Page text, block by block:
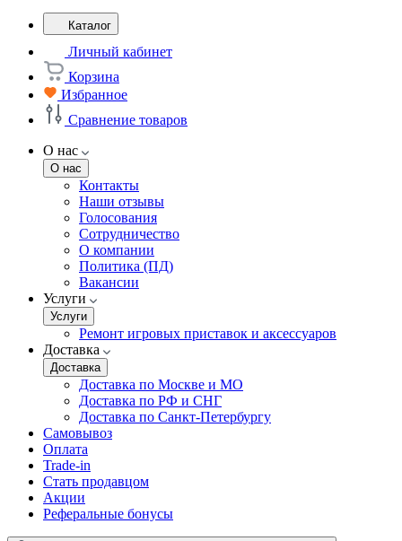
Каталог
Личный кабинет
Корзина
Избранное
Сравнение товаров
О нас
О нас
Контакты
Наши отзывы
Голосования
Сотрудничество
О компании
Политика (ПД)
Вакансии
Услуги
Услуги
Ремонт игровых приставок и аксессуаров
Доставка
Доставка
Доставка по Москве и МО
Доставка по РФ и СНГ
Доставка по Санкт-Петербургу
Самовывоз
Оплата
Trade-in
Стать продавцом
Акции
Реферальные бонусы